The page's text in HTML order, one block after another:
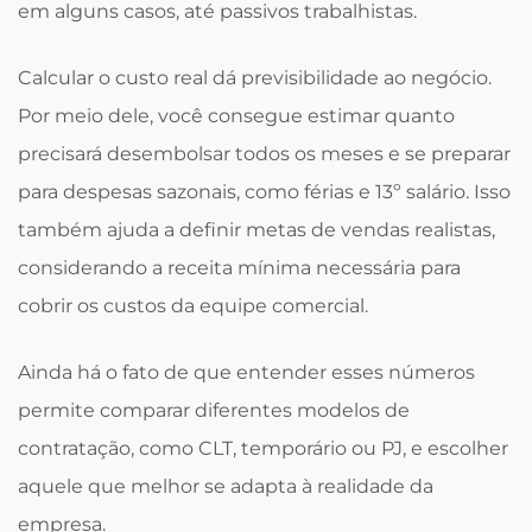
em alguns casos, até passivos trabalhistas.
Calcular o custo real dá previsibilidade ao negócio.
Por meio dele, você consegue estimar quanto
precisará desembolsar todos os meses e se preparar
para despesas sazonais, como férias e 13º salário. Isso
também ajuda a definir metas de vendas realistas,
considerando a receita mínima necessária para
cobrir os custos da equipe comercial.
Ainda há o fato de que entender esses números
permite comparar diferentes modelos de
contratação, como CLT, temporário ou PJ, e escolher
aquele que melhor se adapta à realidade da
empresa.